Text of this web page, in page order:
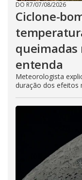
DO R7/07/08/2026
Ciclone-
entenda
Meteorologista
duração dos efeitos